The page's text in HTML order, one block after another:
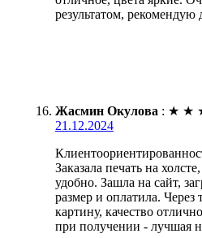
результатом, рекомендую
Жасмин Окулова : ★ ★
21.12.2024
Заказала печать на
удобно. Зашла на сайт,
размер и оплатила. Через
картину, качество
при получении - лучшая